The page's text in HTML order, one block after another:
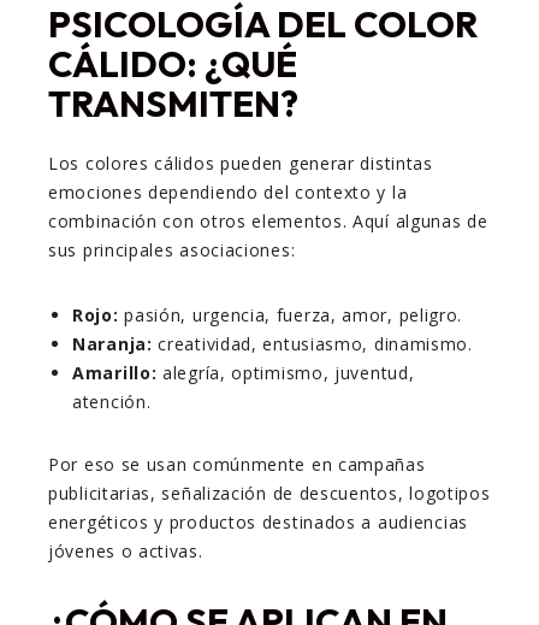
PSICOLOGÍA DEL COLOR
CÁLIDO: ¿QUÉ
TRANSMITEN?
Los colores cálidos pueden generar distintas
emociones dependiendo del contexto y la
combinación con otros elementos. Aquí algunas de
sus principales asociaciones:
Rojo: pasión, urgencia, fuerza, amor, peligro.
Naranja: creatividad, entusiasmo, dinamismo.
Amarillo: alegría, optimismo, juventud,
atención.
Por eso se usan comúnmente en campañas
publicitarias, señalización de descuentos, logotipos
energéticos y productos destinados a audiencias
jóvenes o activas.